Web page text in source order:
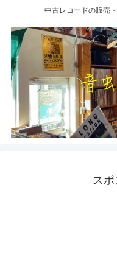
中古レコードの販売
スポ